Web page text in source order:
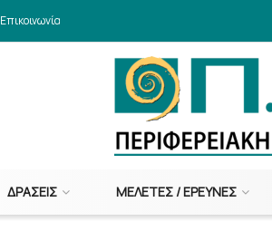
Επικοινωνία
ΔΡΆΣΕΙΣ ΜΕΛΈΤΕΣ / ΈΡΕΥΝΕΣ